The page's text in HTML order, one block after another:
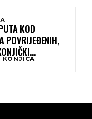
KOD
POVRIJEĐENIH,
KONJICA